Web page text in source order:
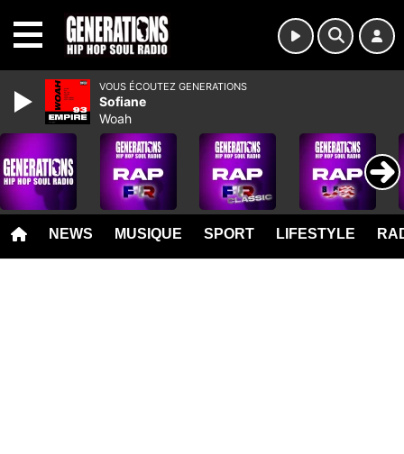
NEWS MUSIQUE SPORT LIFESTYLE
VOUS ÉCOUTEZ GENERATIONS
Sofiane
Woah